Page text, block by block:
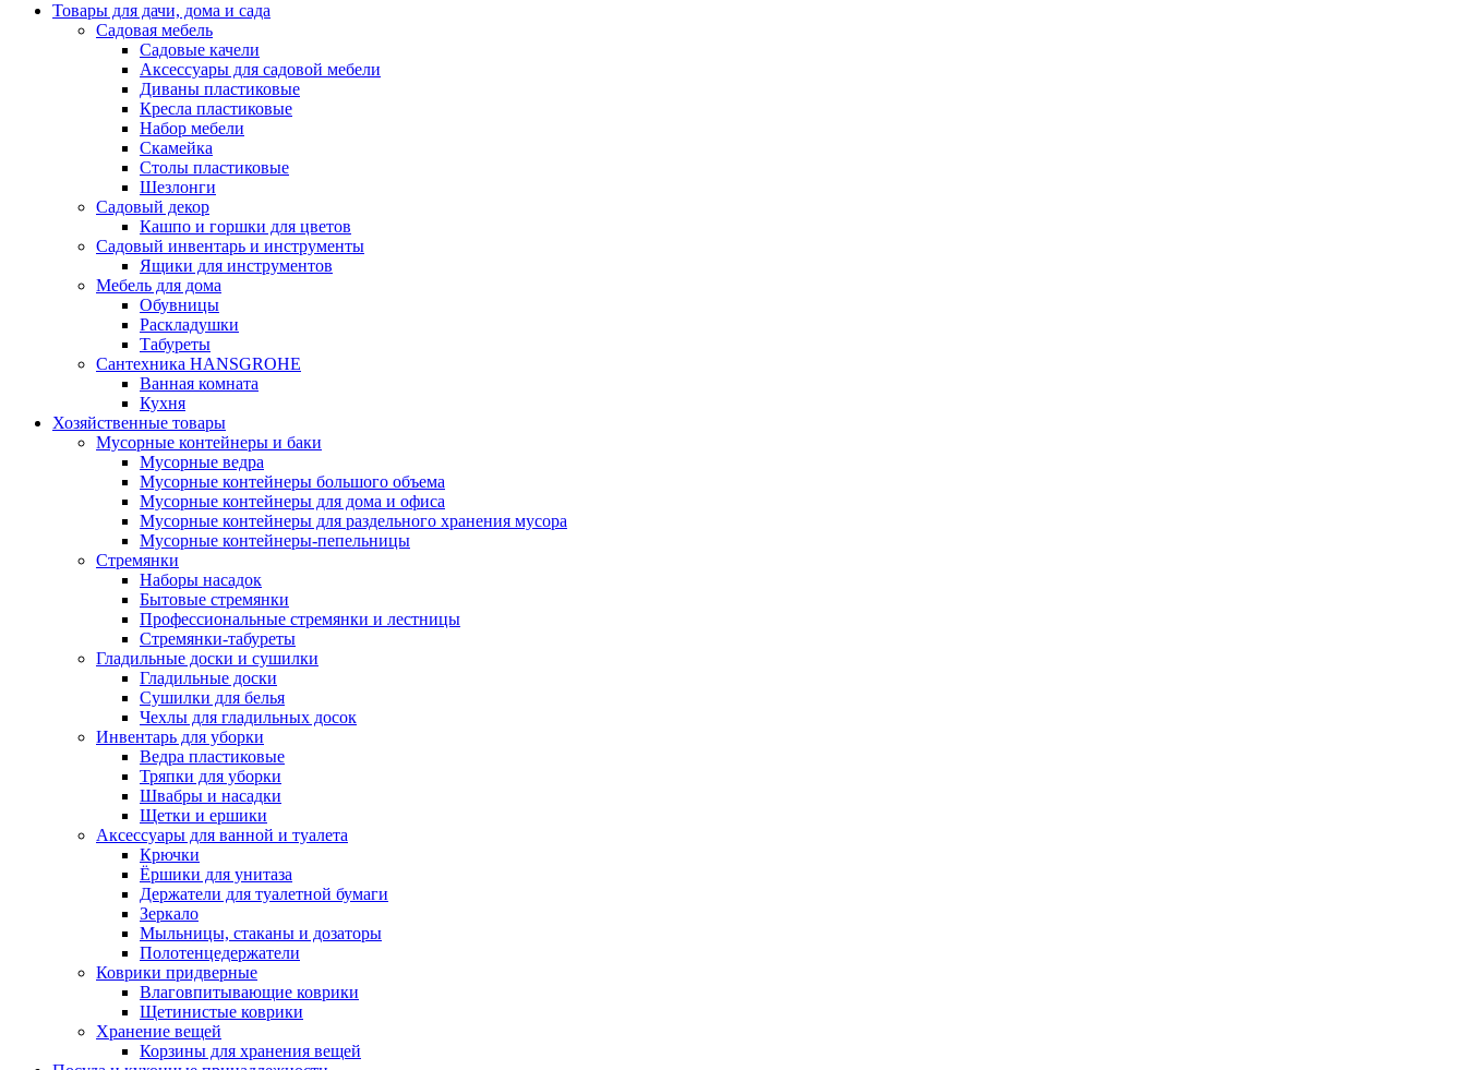
Товары для дачи, дома и сада
Садовая мебель
Садовые качели
Аксессуары для садовой мебели
Диваны пластиковые
Кресла пластиковые
Набор мебели
Скамейка
Столы пластиковые
Шезлонги
Садовый декор
Кашпо и горшки для цветов
Садовый инвентарь и инструменты
Ящики для инструментов
Мебель для дома
Обувницы
Раскладушки
Табуреты
Сантехника HANSGROHE
Ванная комната
Кухня
Хозяйственные товары
Мусорные контейнеры и баки
Мусорные ведра
Мусорные контейнеры большого объема
Мусорные контейнеры для дома и офиса
Мусорные контейнеры для раздельного хранения мусора
Мусорные контейнеры-пепельницы
Стремянки
Наборы насадок
Бытовые стремянки
Профессиональные стремянки и лестницы
Стремянки-табуреты
Гладильные доски и сушилки
Гладильные доски
Сушилки для белья
Чехлы для гладильных досок
Инвентарь для уборки
Ведра пластиковые
Тряпки для уборки
Швабры и насадки
Щетки и ершики
Аксессуары для ванной и туалета
Крючки
Ёршики для унитаза
Держатели для туалетной бумаги
Зеркало
Мыльницы, стаканы и дозаторы
Полотенцедержатели
Коврики придверные
Влаговпитывающие коврики
Щетинистые коврики
Хранение вещей
Корзины для хранения вещей